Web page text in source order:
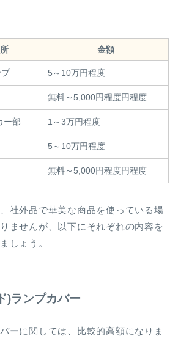
金額
5～10万円程度
無料～5,000円程度円程度
ー部 1～3万円程度
5～10万円程度
無料～5,000円程度円程度
社外品で華美な商品を使っている場
ませんが、以下にそれぞれの内容を
しょう。
)ランプカバー
ーに関しては、比較的高額になりま